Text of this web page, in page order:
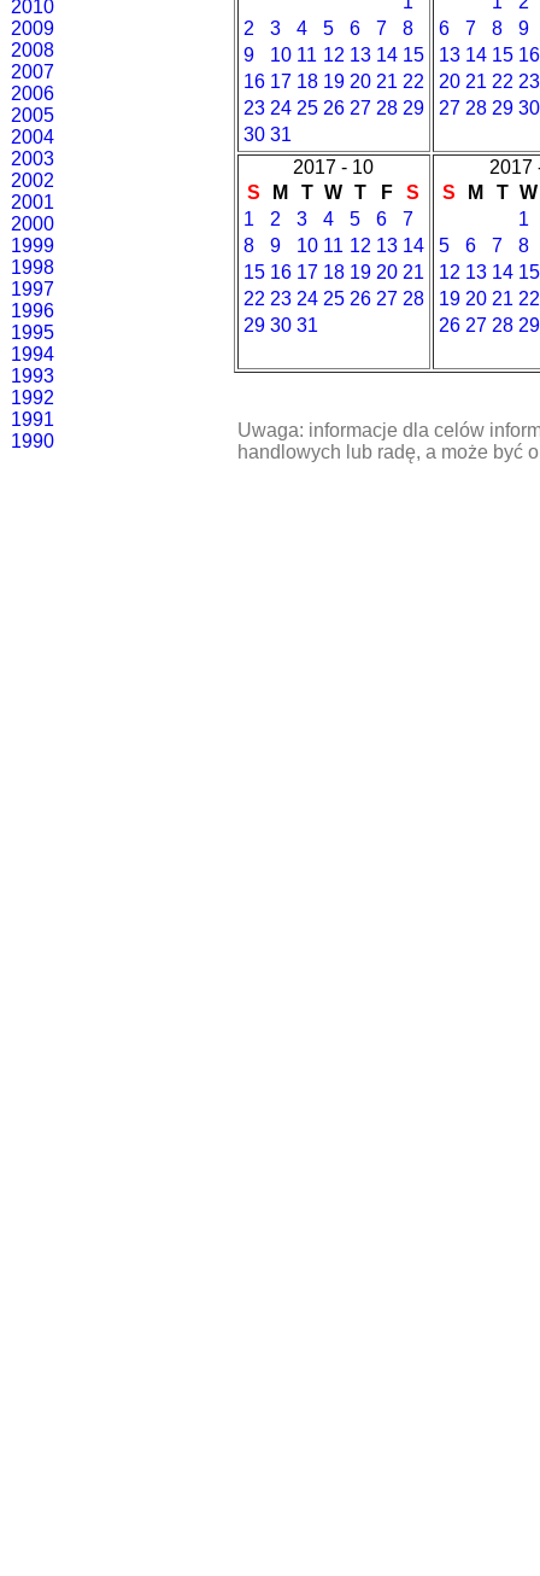
2010
2009
2008
2007
2006
2005
2004
2003
2002
2001
2000
1999
1998
1997
1996
1995
1994
1993
1992
1991
1990
2
3 4 5 6 7
8
9
10 11 12 13 14 15
16 17 18 19 20 21 22
23 24 25 26 27 28 29
30 31
6
7 8
9
13 14 15 16
20 21 22 23
27 28 29 30
2017 - 10
S
M T W T F
S
1
2 3 4 5 6
7
8
9 10 11 12 13 14
15 16 17 18 19 20 21
22 23 24 25 26 27 28
29 30 31
2017
S
M T W
1
5
6 7
8
12 13 14 15
19 20 21 22
26 27 28 29
Uwaga: informacje dla celów
handlowych lub radę, a może być